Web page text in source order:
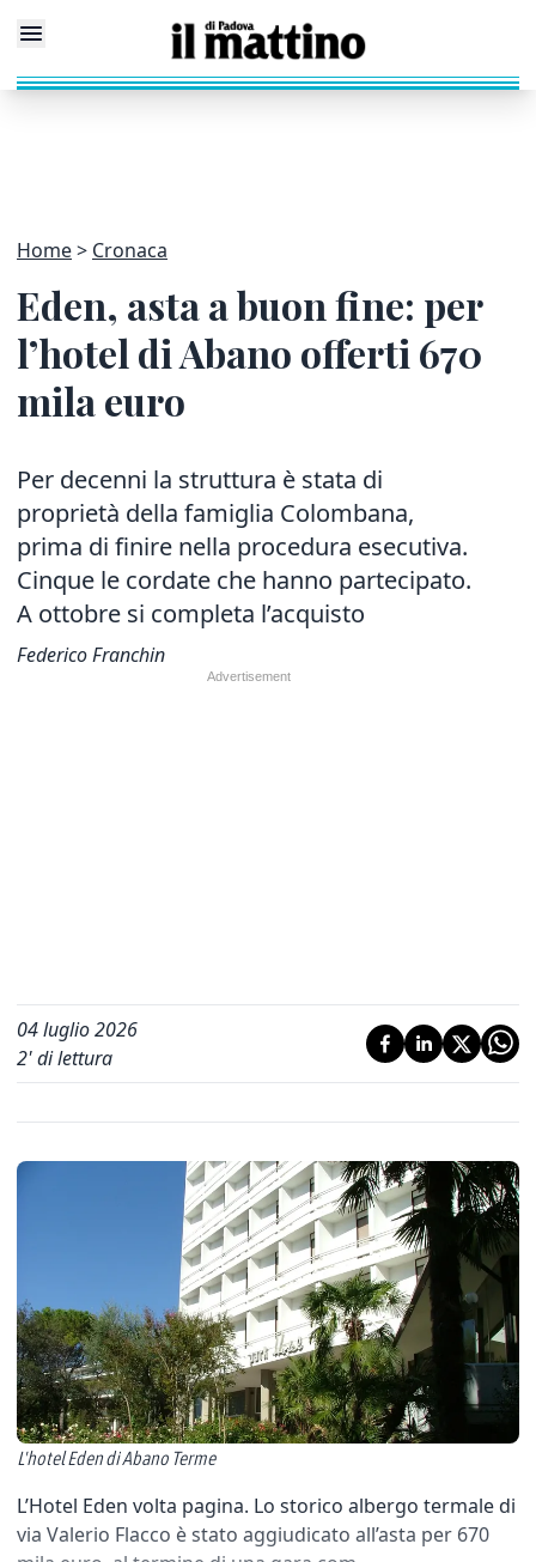
Home Cronaca
Eden, asta a buon fine: per
l’hotel di Abano offerti 670
mila euro
Per decenni la struttura è stata di
proprietà della famiglia Colombana,
prima di finire nella procedura esecutiva.
Cinque le cordate che hanno partecipato.
A ottobre si completa l’acquisto
Federico Franchin
04 luglio 2026
2' di lettura
L'hotel Eden di Abano Terme
L’Hotel Eden volta pagina. Lo storico albergo termale di
via Valerio Flacco è stato aggiudicato all’asta per 670